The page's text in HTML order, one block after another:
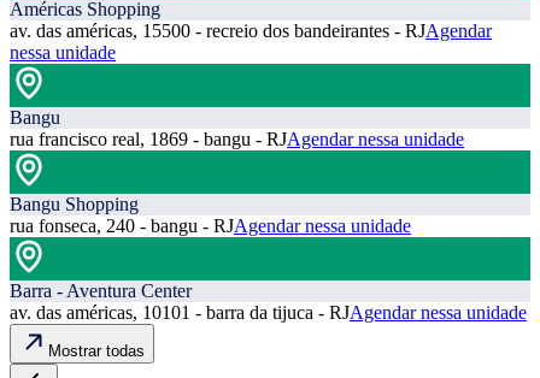
Américas Shopping
av. das américas, 15500 - recreio dos bandeirantes - RJAgendar
nessa unidade
Bangu
rua francisco real, 1869 - bangu - RJAgendar nessa unidade
Bangu Shopping
rua fonseca, 240 - bangu - RJAgendar nessa unidade
Barra - Aventura Center
av. das américas, 10101 - barra da tijuca - RJAgendar nessa unidade
Mostrar todas